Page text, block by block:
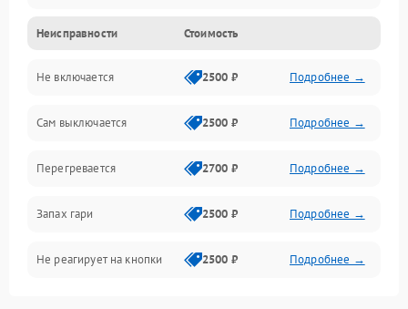
Неисправности Стоимость
Не включается 2500 ₽ Подробнее →
Сам выключается 2500 ₽ Подробнее →
Перегревается 2700 ₽ Подробнее →
Запах гари 2500 ₽ Подробнее →
Не реагирует на кнопки 2500 ₽ Подробнее →